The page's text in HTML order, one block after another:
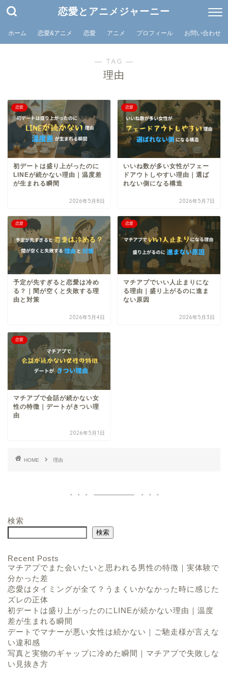
恋愛とアニメジャーニー
ホーム 恋愛&アニメ 恋愛 アニメ プロフィール お問い合わせ
― TAG ―
理由
恋愛
初デートは盛り上がったのに
LINEが続かない理由｜温度差
が生まれる瞬間
2026年5月8日
恋愛
いいね数が多い女性がフェー
ドアウトしやすい理由｜選ば
れない側になる構造
2026年5月7日
恋愛
予定が先すぎると恋愛は冷め
る？｜間が空くと失敗する理
由と対策
2026年5月4日
恋愛
マチアプでいい人止まりにな
る理由｜盛り上がるのに進ま
ない原因
2026年5月3日
恋愛
マチアプで会話が続かない女
性の特徴｜デートがきつい理
由
2026年5月1日
HOME 理由
検索
検索
Recent Posts
マチアプでまた会いたいと思われる男性の特徴｜実体験で
分かった差
恋愛はタイミングが全て？うまくいかなかった時に感じた
ズレの正体
初デートは盛り上がったのにLINEが続かない理由｜温度
差が生まれる瞬間
デートでマナーが悪い女性は続かない｜ご馳走様が言えな
い違和感
写真と実物のギャップに冷めた瞬間｜マチアプで失敗しな
い見抜き方